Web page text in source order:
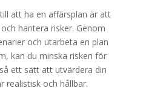
att ha en affärsplan är att
hantera risker. Genom
och utarbeta en plan
kan du minska risken för
ett sätt att utvärdera din
realistisk och hållbar.